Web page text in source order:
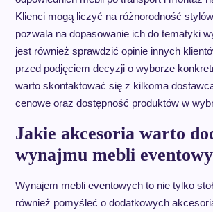
Klienci mogą liczyć na różnorodność
pozwala na dopasowanie ich do tematyki
jest również sprawdzić opinie innych
przed podjęciem decyzji o wyborze
warto skontaktować się z kilkoma
cenowe oraz dostępność produktów w
Jakie akcesoria warto
wynajmu mebli
Wynajem mebli eventowych to nie tylko
również pomyśleć o dodatkowych